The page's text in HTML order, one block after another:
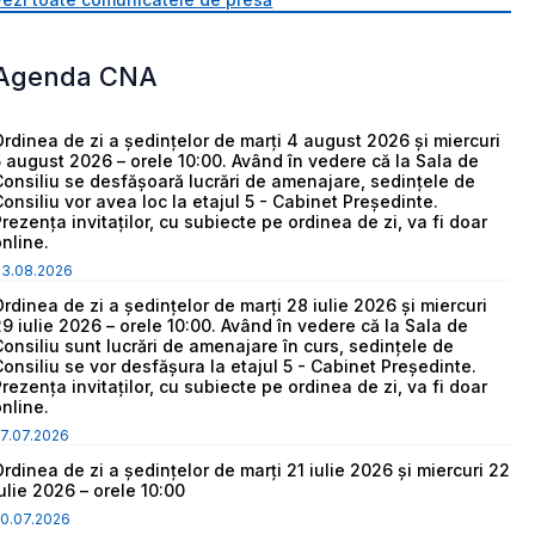
CNA
de zi a ședințelor de marți 4 august 2026 și miercuri
august 2026 – orele 10:00. Având în vedere că la Sala de
se desfășoară lucrări de amenajare, sedințele de
vor avea loc la etajul 5 - Cabinet Președinte.
invitaților, cu subiecte pe ordinea de zi, va fi doar
de zi a ședințelor de marți 28 iulie 2026 și miercuri
iulie 2026 – orele 10:00. Având în vedere că la Sala de
sunt lucrări de amenajare în curs, sedințele de
se vor desfășura la etajul 5 - Cabinet Președinte.
invitaților, cu subiecte pe ordinea de zi, va fi doar
de zi a ședințelor de marți 21 iulie 2026 și miercuri 22
2026 – orele 10:00